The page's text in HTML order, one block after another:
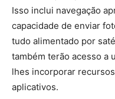
Isso inclui navegação
capacidade de enviar
tudo alimentado por
também terão acesso a
lhes incorporar
aplicativos.